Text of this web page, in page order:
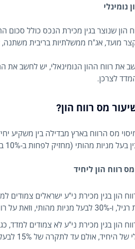
נומינלי
הון שנוצר בגין מכירת הנכס כולל
מועד, אג"ח ממשלתיות בריבית משתנה,
את רווח ההון הנומינאלי, יש לחשב את
לצרכן.
מס רווח הון?
מס הרווח בארץ מבדילה בין משקיע
מניות מהותי (מחזיק לפחות ב-10% באמצעי השליטה בחברה).
רווח הון ליחיד
מהותי, וזאת על רווח ההון הריאלי.
הון בגין מכירת ני"ע לא צמודים למדד,
אולם עד לתקרה של 15% לבעל מניות רגיל, ו-20% לבעל מניות מהותי, וזאת על רווח ההון הנומינאלי.